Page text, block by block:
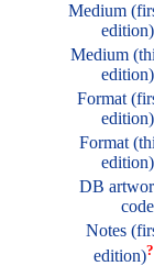
Medium
Medium
Format
Format
DB
Notes
edition)?